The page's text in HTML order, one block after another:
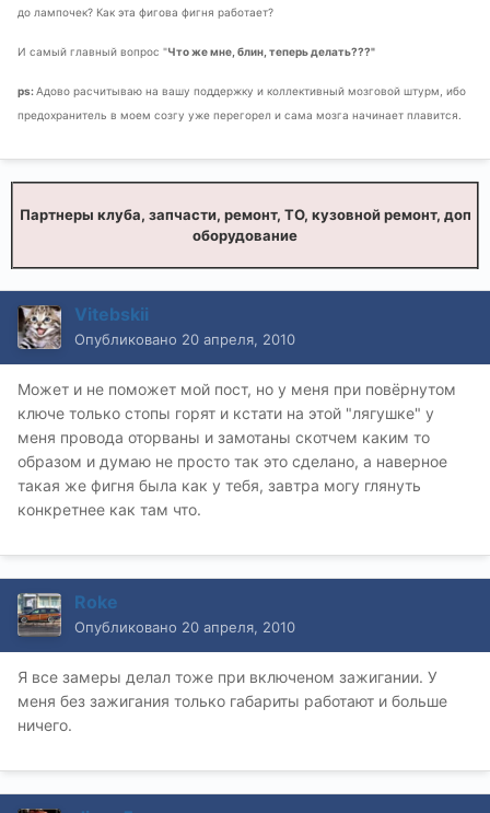
до лампочек? Как эта фигова фигня работает?
И самый главный вопрос "Что же мне, блин, теперь делать???"
ps:Адово расчитываю на вашу поддержку и коллективный мозговой штурм, ибо
предохранитель в моем созгу уже перегорел и сама мозга начинает плавится.
Партнеры клуба, запчасти, ремонт, ТО, кузовной ремонт, доп
оборудование
Vitebskii
Опубликовано 20 апреля, 2010
Может и не поможет мой пост, но у меня при повёрнутом
ключе только стопы горят и кстати на этой "лягушке" у
меня провода оторваны и замотаны скотчем каким то
образом и думаю не просто так это сделано, а наверное
такая же фигня была как у тебя, завтра могу глянуть
конкретнее как там что.
Roke
Опубликовано 20 апреля, 2010
Я все замеры делал тоже при включеном зажигании. У
меня без зажигания только габариты работают и больше
ничего.